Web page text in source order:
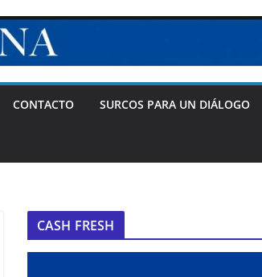
CONTACTO SURCOS PARA UN DIÁLOGO
CASH FRESH